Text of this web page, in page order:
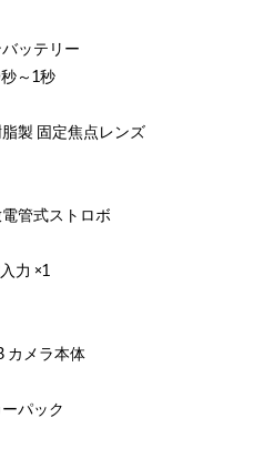
ッテリー
～1秒
製 固定焦点レンズ
管式ストロボ
力 ×1
カメラ本体
パック